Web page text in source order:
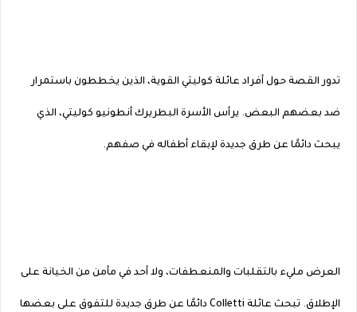
تدور القصة حول أفراد عائلة كوليتي القوية، الذين يخططون باستمرار
ضد بعضهم البعض. يرأس الأسرة البطريرك أنطونيو كوليتي، الذي
يبحث دائمًا عن طرق جديدة لإبقاء أطفاله في صفهم.
العرض مليء بالتقلبات والمنعطفات، ولا أحد في مأمن من الخيانة على
الإطلاق. تبحث عائلة Colletti دائمًا عن طرق جديدة للتفوق على بعضها